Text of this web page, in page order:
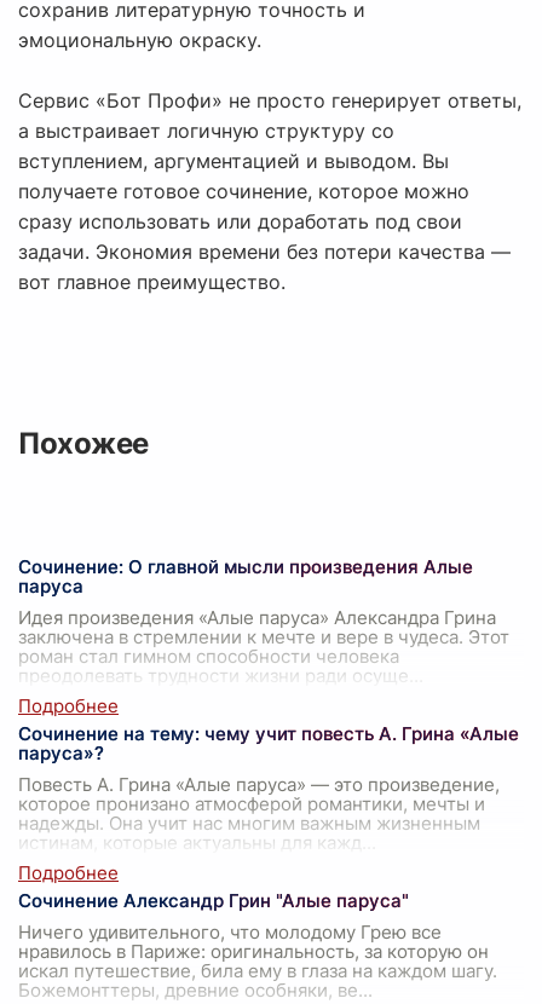
сохранив литературную точность и
эмоциональную окраску.
Сервис «Бот Профи» не просто генерирует ответы,
а выстраивает логичную структуру со
вступлением, аргументацией и выводом. Вы
получаете готовое сочинение, которое можно
сразу использовать или доработать под свои
задачи. Экономия времени без потери качества —
вот главное преимущество.
Похожее
Сочинение: О главной мысли произведения Алые
паруса
Идея произведения «Алые паруса» Александра Грина
заключена в стремлении к мечте и вере в чудеса. Этот
роман стал гимном способности человека
преодолевать трудности жизни ради осуще
Сочинение на тему: чему учит повесть А. Грина «Алые
паруса»?
Повесть А. Грина «Алые паруса» — это произведение,
которое пронизано атмосферой романтики, мечты и
надежды. Она учит нас многим важным жизненным
истинам, которые актуальны для кажд
Сочинение Александр Грин "Алые паруса"
Ничего удивительного, что молодому Грею все
нравилось в Париже: оригинальность, за которую он
искал путешествие, била ему в глаза на каждом шагу.
Божемонттеры, древние особняки, ве...